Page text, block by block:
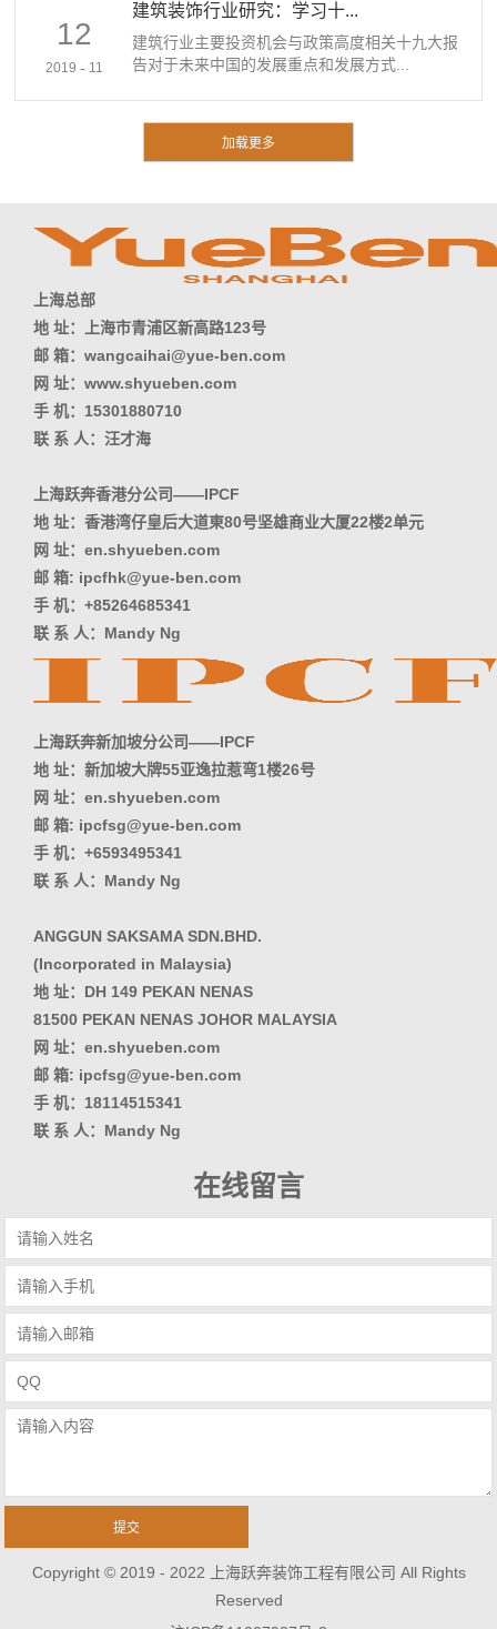
12
2019 - 11
建筑装饰行业研究：学习十...
建筑行业主要投资机会与政策高度相关十九大报
告对于未来中国的发展重点和发展方式...
上海总部
地 址：上海市青浦区新高路123号
邮 箱：wangcaihai@yue-ben.com
网 址：www.shyueben.com
手 机：15301880710
联 系 人：汪才海
上海跃奔香港分公司——IPCF
地 址：香港湾仔皇后大道東80号坚雄商业大厦22楼2单元
网 址：en.shyueben.com
邮 箱: ipcfhk@yue-ben.com
手 机：+85264685341
联 系 人：Mandy Ng
上海跃奔新加坡分公司——IPCF
地 址：新加坡大牌55亚逸拉惹弯1楼26号
网 址：en.shyueben.com
邮 箱: ipcfsg@yue-ben.com
手 机：+6593495341
联 系 人：Mandy Ng
ANGGUN SAKSAMA SDN.BHD.
(Incorporated in Malaysia)
地 址：DH 149 PEKAN NENAS
81500 PEKAN NENAS JOHOR MALAYSIA
网 址：en.shyueben.com
邮 箱: ipcfsg@yue-ben.com
手 机：18114515341
联 系 人：Mandy Ng
在线留言
Copyright © 2019 - 2022 上海跃奔装饰工程有限公司 All Rights
Reserved